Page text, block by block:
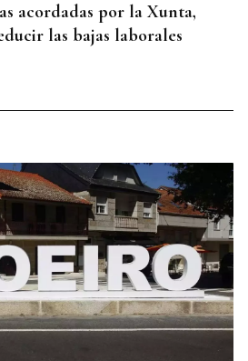
acordadas por la Xunta,
las bajas laborales
de Empresarios de